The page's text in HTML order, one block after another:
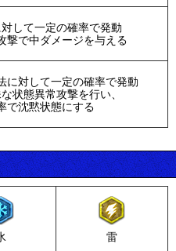
して一定の確率で発動
撃で中ダメージを与える
に対して一定の確率で発動
状態異常攻撃を行い、
で沈黙状態にする
雷